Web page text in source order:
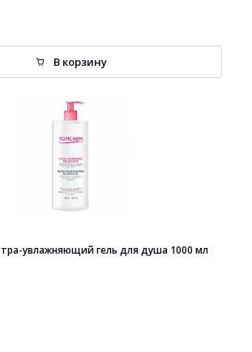
В корзину
увлажняющий гель для душа 1000 мл